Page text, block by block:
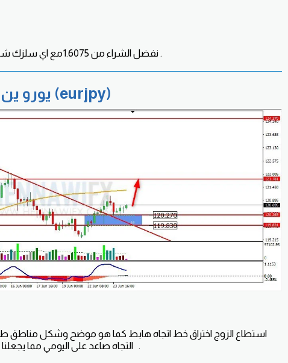
يورو ين (eurjpy)
استطاع الزوج اختراق خط اتجاه هابط كما هو موضح وشكل مناطق
التجاه صاعد على اليومي مما يجعلنا نعتقد ان الزوج صاعد خلال تداولات هذا اليوم .